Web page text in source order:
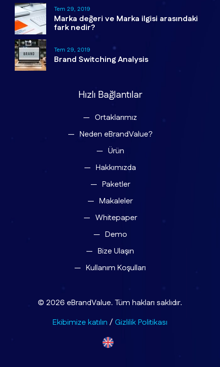
Tem 29, 2019
Marka değeri ve Marka ilgisi arasındaki
fark nedir?
Tem 29, 2019
Brand Switching Analysis
Hızlı Bağlantılar
Ortaklarımız
Neden eBrandValue?
Ürün
Hakkımızda
Paketler
Makaleler
Whitepaper
Demo
Bize Ulaşın
Kullanım Koşulları
© 2026 eBrandValue. Tüm hakları saklıdır.
Ekibimize katılın /Gizlilik Politikası